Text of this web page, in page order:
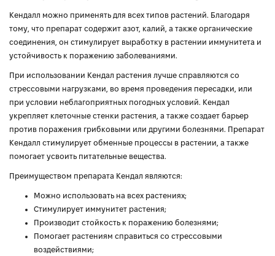
Кендалл можно применять для всех типов растений. Благодаря
тому, что препарат содержит азот, калий, а также органические
соединения, он стимулирует выработку в растении иммунитета и
устойчивость к поражению заболеваниями.
При использовании Кендал растения лучше справляются со
стрессовыми нагрузками, во время проведения пересадки, или
при условии неблагоприятных погодных условий. Кендал
укрепляет клеточные стенки растения, а также создает барьер
против поражения грибковыми или другими болезнями. Препарат
Кендалл стимулирует обменные процессы в растении, а также
помогает усвоить питательные вещества.
Преимуществом препарата Кендал являются:
Можно использовать на всех растениях;
Стимулирует иммунитет растения;
Производит стойкость к поражению болезнями;
Помогает растениям справиться со стрессовыми
воздействиями;